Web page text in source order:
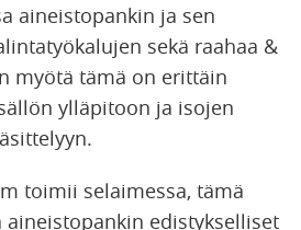
aineistopankin ja sen
sekä raahaa &
myötä tämä on erittäin
ylläpitoon ja isojen
toimii selaimessa, tämä
aineistopankin edistykselliset